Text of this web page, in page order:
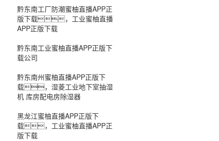
黔东南工厂防潮蜜柚直播APP正
版下载，工业蜜柚直播
APP正版下载
黔东南工业蜜柚直播APP正版下
载公司
黔东南州蜜柚直播APP正版下
载，湿菱工业地下室抽湿
机 库房配电房除湿器
黑龙江蜜柚直播APP正版下
载，工业蜜柚直播APP正
版下载